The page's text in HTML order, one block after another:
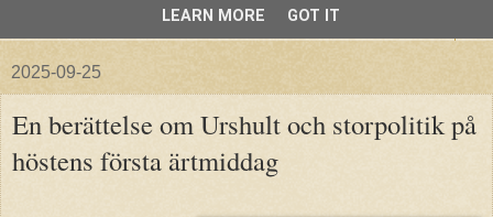
2025-09-25
En berättelse om Urshult och storpolitik på
höstens första ärtmiddag
LEARN MORE GOT IT